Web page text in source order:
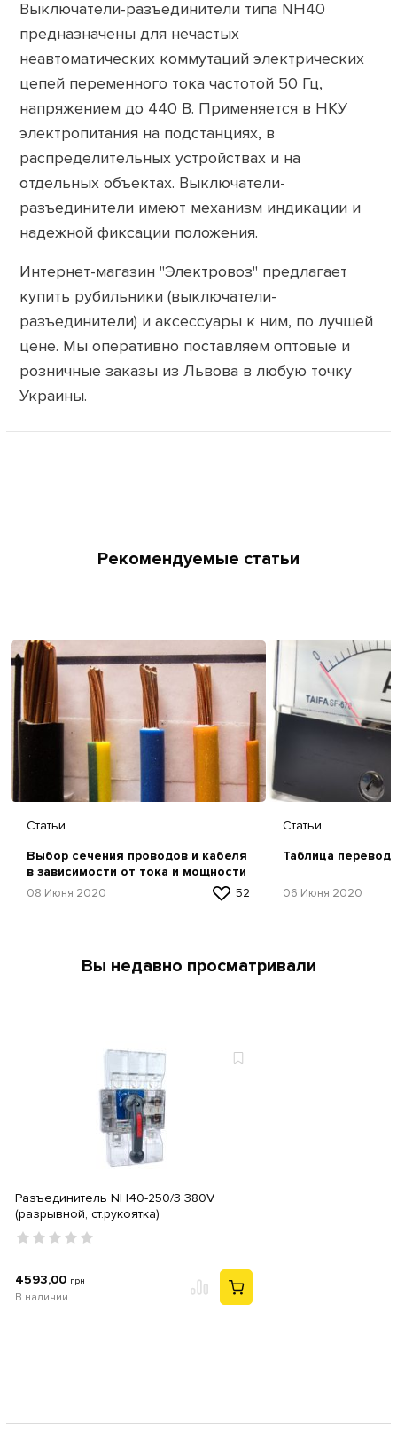
Выключатели-разъединители типа NH40
предназначены для нечастых
неавтоматических коммутаций электрических
цепей переменного тока частотой 50 Гц,
напряжением до 440 В. Применяется в НКУ
электропитания на подстанциях, в
распределительных устройствах и на
отдельных объектах. Выключатели-
разъединители имеют механизм индикации и
надежной фиксации положения.
Интернет-магазин "Электровоз" предлагает
купить рубильники (выключатели-
разъединители) и аксессуары к ним, по лучшей
цене. Мы оперативно поставляем оптовые и
розничные заказы из Львова в любую точку
Украины.
Рекомендуемые статьи
Статьи
Выбор сечения проводов и кабеля
в зависимости от тока и мощности
08 Июня 2020 52
Статьи
Таблица
06 Июня 2020
Вы недавно просматривали
Разъединитель NH40-250/3 380V
(разрывной, ст.рукоятка)
4593,00 грн
В наличии